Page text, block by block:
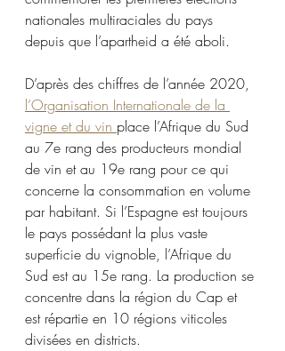
nationales multiraciales du pays
depuis que l’apartheid a été aboli.
D’après des chiffres de l’année 2020,
l’Organisation Internationale de la
vigne et du vin place l’Afrique du Sud
au 7e rang des producteurs mondial
de vin et au 19e rang pour ce qui
concerne la consommation en volume
par habitant. Si l’Espagne est toujours
le pays possédant la plus vaste
superficie du vignoble, l’Afrique du
Sud est au 15e rang. La production se
concentre dans la région du Cap et
est répartie en 10 régions viticoles
divisées en districts.